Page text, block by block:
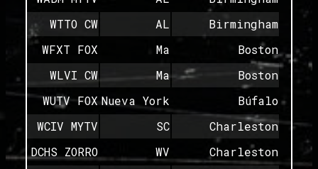
Birmingham
AL
WTTO CW
Boston
Ma
WFXT FOX
Boston
Ma
WLVI CW
Búfalo
Nueva York
WUTV FOX
Charleston
SC
WCIV MYTV
Charleston
WV
DCHS ZORRO